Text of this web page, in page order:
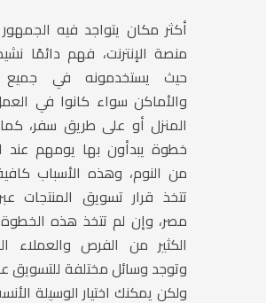
أكثر مكان يتواجد فيه
منصة الإنترنت، فهم دائمًا
حيث يستخدمونه في جميع
والأماكن سواء كانوا في
المنزل أو على طريق سفر،
خطوة يبدأون بها يومهم عند
من النوم، وهذه الأسباب
تتخذ قرار تسويق المنتجات عبر
مصر، وإن لم تتخذ هذه
الكثير من الفرص والعملاء
وتوجد وسائل مختلفة للتسويق
ولكن يمكنك اختيار الوسيلة